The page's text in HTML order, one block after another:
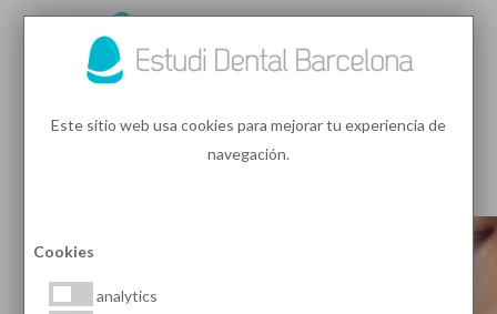
Este sitio web usa cookies para mejorar tu experiencia de
navegación.
Cookies
analytics